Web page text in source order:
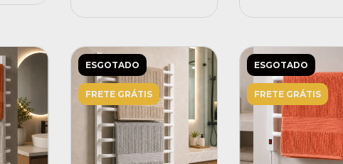
ESGOTADO
FRETE GRÁTIS
ESGOTADO
FRETE GRÁTIS